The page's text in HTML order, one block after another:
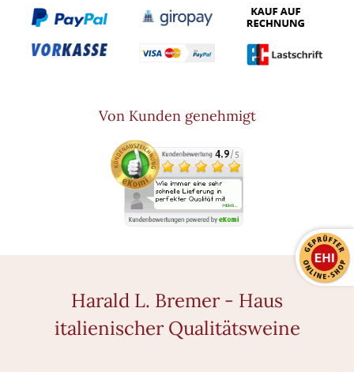
Von Kunden genehmigt
Harald L. Bremer - Haus
italienischer Qualitätsweine